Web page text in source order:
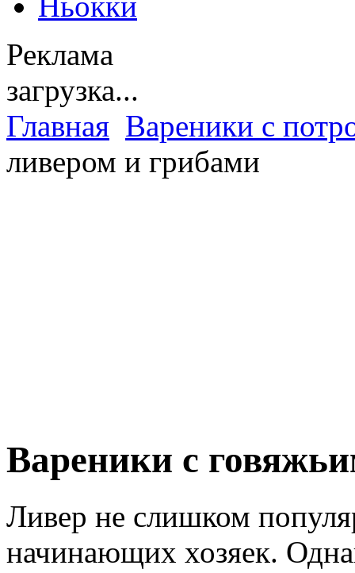
Реклама
загрузка...
Главная Вареники с
ливером и грибами
Вареники с
Ливер не слишком
начинающих хозяек.